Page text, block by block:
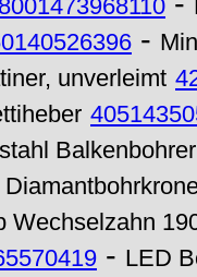
8001473968110
-
unverleimt
Wechselzahn
- LED